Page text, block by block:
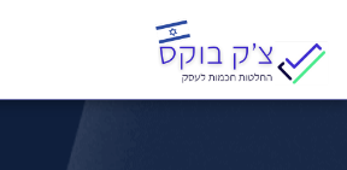
content
תגית:השבוע שהיה